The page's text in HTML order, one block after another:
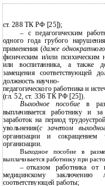
ст. 288 ТК РФ [25]);
– с педагогическим
одного года грубого
применения (даже однократного
физическим и/или психическим
или воспитанника, а также
замещения соответствующей
должность научно-
педагогического работника и
(гл. 52, ст. 336 ТК РФ [25]).
Выходное пособиев
выплачивается работнику и
заработок на период
увольнения(с зачетом
организации и сокращением
организации.
Выходное пособие в
выплачивается работнику при
– отказом работника от
медицинскому заключению
соответствующей работы;